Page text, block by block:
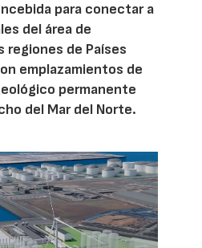
para conectar a
del área de
regiones de Países
emplazamientos de
permanente
del Mar del Norte.